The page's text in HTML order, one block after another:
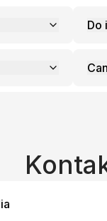
Do